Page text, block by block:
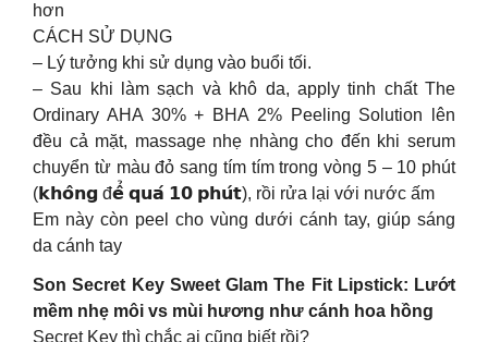
hơn
CÁCH SỬ DỤNG
– Lý tưởng khi sử dụng vào buổi tối.
– Sau khi làm sạch và khô da, apply tinh chất The
Ordinary AHA 30% + BHA 2% Peeling Solution lên
đều cả mặt, massage nhẹ nhàng cho đến khi serum
chuyển từ màu đỏ sang tím tím trong vòng 5 – 10 phút
(𝗸𝗵𝗼̂𝗻𝗴 đ𝗲̂̉ 𝗾𝘂𝗮́ 𝟭𝟬 𝗽𝗵𝘂́𝘁), rồi rửa lại với nước ấm
Em này còn peel cho vùng dưới cánh tay, giúp sáng
da cánh tay
Son Secret Key Sweet Glam The Fit Lipstick: Lướt
mềm nhẹ môi vs mùi hương như cánh hoa hồng
Secret Key thì chắc ai cũng biết rồi?